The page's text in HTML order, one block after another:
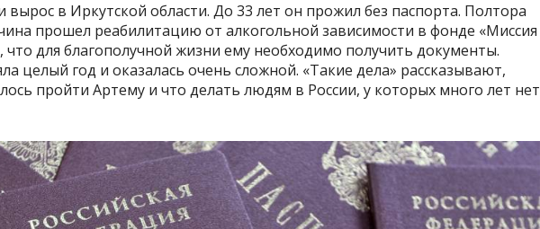
вырос в Иркутской области. До 33 лет он прожил без паспорта. Полтора
прошел реабилитацию от алкогольной зависимости в фонде «Миссия
что для благополучной жизни ему необходимо получить документы.
целый год и оказалась очень сложной. «Такие дела» рассказывают,
пройти Артему и что делать людям в России, у которых много лет нет